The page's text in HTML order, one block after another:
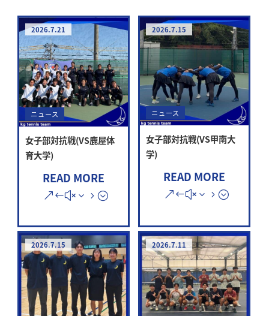
2026.7.21
ニュース
女子部対抗戦(VS鹿屋体
育大学)
READ MORE
2026.7.15
ニュース
女子部対抗戦(VS甲南大
学)
READ MORE
2026.7.15 2026.7.11